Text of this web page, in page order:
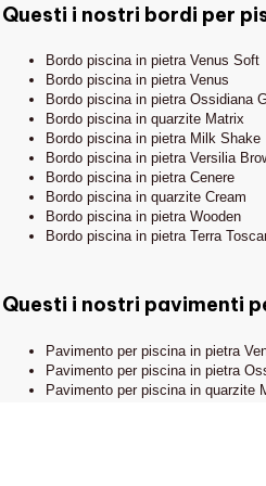
Questi i nostri bordi per
Bordo piscina in pietra Venus Soft
Bordo piscina in pietra Venus
Bordo piscina in pietra Ossidiana
Bordo piscina in quarzite Matrix
Bordo piscina in pietra Milk Shake
Bordo piscina in pietra Versilia
Bordo piscina in pietra Cenere
Bordo piscina in quarzite Cream
Bordo piscina in pietra Wooden
Bordo piscina in pietra Terra
Questi i nostri pavimenti
Pavimento per piscina in pietra
Pavimento per piscina in pietra
Pavimento per piscina in quarzite
EXCLUSIVE
Commerciale:
via Pietro Isola, 3
15067 Novi Ligure (AL)